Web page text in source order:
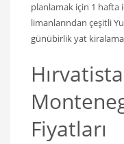
planlamak için 1 hafta
limanlarından çeşitli
günübirlik yat
Fiyatları